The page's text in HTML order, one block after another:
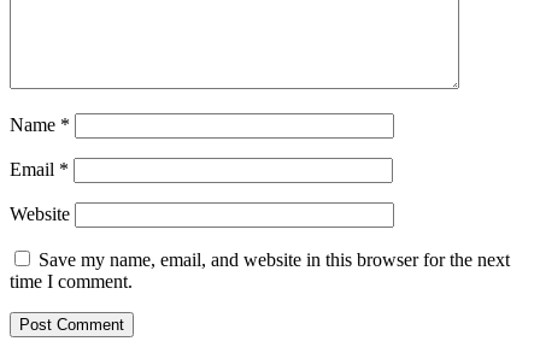
Name *
Email *
Website
Save my name, email, and website in this browser for the next
time I comment.